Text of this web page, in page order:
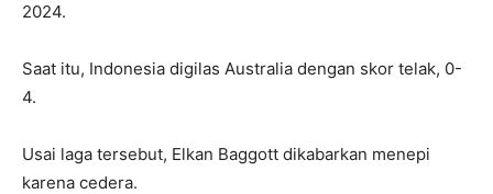
2024.
Saat itu, Indonesia digilas Australia dengan skor telak, 0-
4.
Usai laga tersebut, Elkan Baggott dikabarkan menepi
karena cedera.